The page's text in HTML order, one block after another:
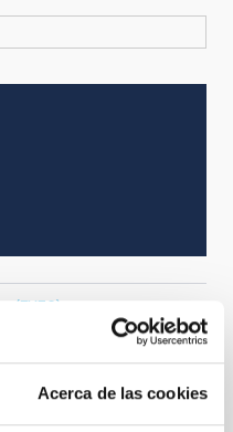
Acerca de las cookies
(FYEG)